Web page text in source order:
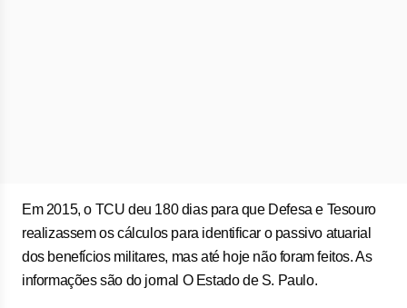
Em 2015, o TCU deu 180 dias para que Defesa e Tesouro
realizassem os cálculos para identificar o passivo atuarial
dos benefícios militares, mas até hoje não foram feitos. As
informações são do jornal O Estado de S. Paulo.